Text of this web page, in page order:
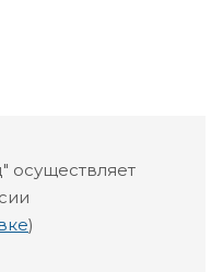
осуществляет
)